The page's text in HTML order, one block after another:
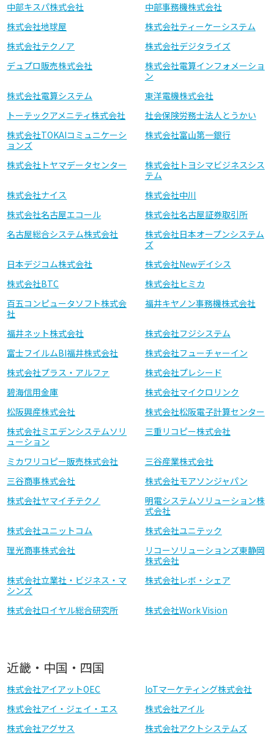
中部キスパ株式会社
中部事務機株式会社
株式会社地球屋
株式会社ティーケーシステム
株式会社テクノア
株式会社デジタライズ
デュプロ販売株式会社
株式会社電算インフォメーショ
ン
株式会社電算システム
東洋電機株式会社
トーテックアメニティ株式会社
社会保険労務士法人とうかい
株式会社TOKAIコミュニケーシ
ョンズ
株式会社富山第一銀行
株式会社トヤマデータセンター
株式会社トヨシマビジネスシス
テム
株式会社ナイス
株式会社中川
株式会社名古屋エコール
株式会社名古屋証券取引所
名古屋総合システム株式会社
株式会社日本オープンシステム
ズ
日本デジコム株式会社
株式会社Newデイシス
株式会社BTC
株式会社ヒミカ
百五コンピュータソフト株式会
社
福井キヤノン事務機株式会社
福井ネット株式会社
株式会社フジシステム
富士フイルムBI福井株式会社
株式会社フューチャーイン
株式会社プラス・アルファ
株式会社プレシード
碧海信用金庫
株式会社マイクロリンク
松阪興産株式会社
株式会社松阪電子計算センター
株式会社ミエデンシステムソリ
ューション
三重リコピー株式会社
ミカワリコピー販売株式会社
三谷産業株式会社
三谷商事株式会社
株式会社モアソンジャパン
株式会社ヤマイチテクノ
明電システムソリューション株
式会社
株式会社ユニットコム
株式会社ユニテック
理光商事株式会社
リコーソリューションズ東静岡
株式会社
株式会社立業社・ビジネス・マ
シンズ
株式会社レボ・シェア
株式会社ロイヤル総合研究所 株式会社Work Vision
近畿・中国・四国
株式会社アイアットOEC
IoTマーケティング株式会社
株式会社アイ・ジェイ・エス
株式会社アイル
株式会社アグサス
株式会社アクトシステムズ